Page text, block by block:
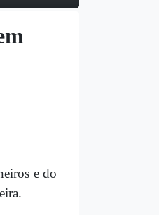
e do